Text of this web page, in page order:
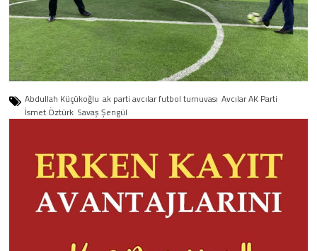
Abdullah Küçükoğlu ak parti avcılar futbol turnuvası Avcılar AK Parti
İsmet Öztürk Savaş Şengül